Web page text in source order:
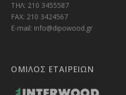
ΤΗΛ: 210 3455587
FAX: 210 3424567
E-mail: info@dipowood.gr
ΟΜΙΛΟΣ ΕΤΑΙΡΕΙΩΝ